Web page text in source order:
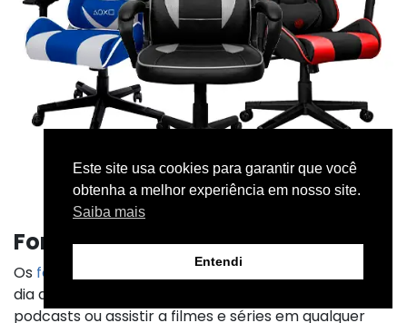
Fone de ouvido
Os fones de ouvido
se tornaram indispensáveis no
dia a dia, seja para ouvir músicas, acompanhar
podcasts ou assistir a filmes e séries em qualquer
Este site usa cookies para garantir que você
obtenha a melhor experiência em nosso site.
Saiba mais
Entendi